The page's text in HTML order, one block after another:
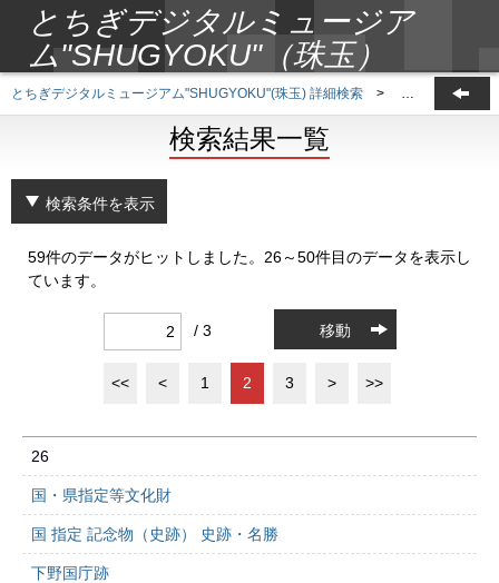
とちぎデジタルミュージア
ム"SHUGYOKU"（珠玉）
とちぎデジタルミュージアム"SHUGYOKU"(珠玉) 詳細検索 > 検索結果一覧
検索結果一覧
検索条件を表示
59件のデータがヒットしました。26～50件目のデータを表示し
ています。
/ 3 移動
<< < 1 2 3 > >>
26
国・県指定等文化財
国 指定 記念物（史跡） 史跡・名勝
下野国庁跡